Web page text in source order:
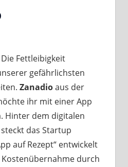
Die Fettleibigkeit
gefährlichsten
Zanadioaus der
ihr mit einer App
Hinter dem digitalen
das Startup
auf Rezept“ entwickelt
durch